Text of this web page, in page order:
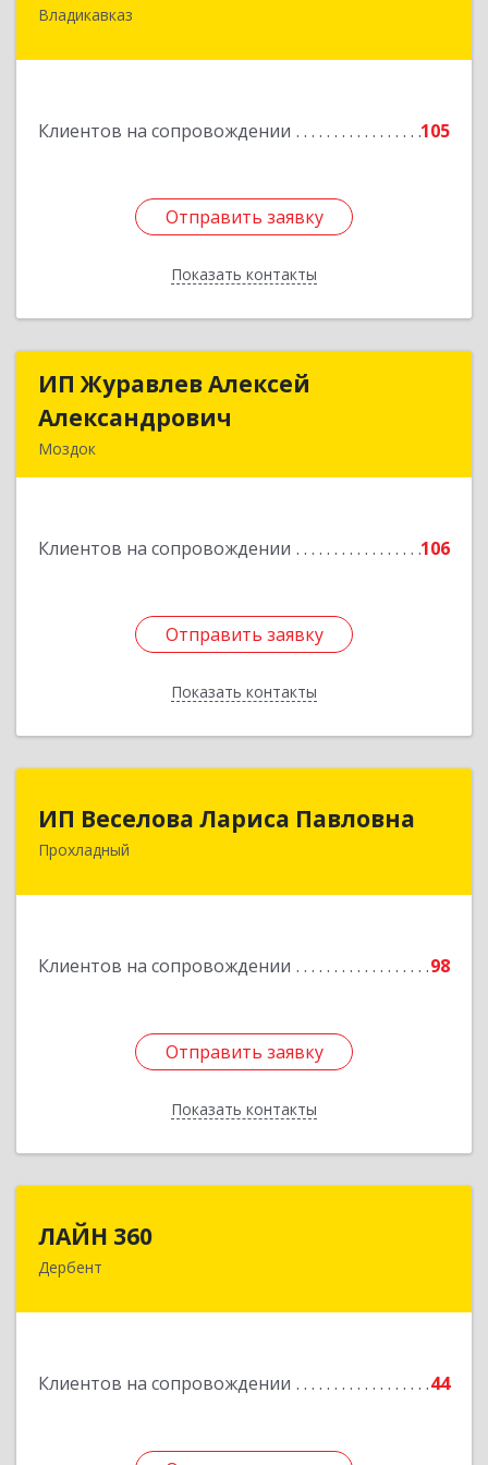
Владикавказ
Клиентов на сопровождении 105
Отправить заявку
Показать контакты
362020, Северная Осетия - Алания Респ,
Отправить заявку
Назад
ИП Журавлев Алексей
Александрович
Моздок
Клиентов на сопровождении 106
Отправить заявку
Показать контакты
ИП Журавлев Алексей
Подробнее
Отправить заявку
Назад
ИП Веселова Лариса Павловна
Прохладный
Клиентов на сопровождении 98
Отправить заявку
Показать контакты
Отправить заявку
Назад
ЛАЙН 360
Дербент
Клиентов на сопровождении 44
368600, Дагестан Респ, Дербент г, Ю.Гагарина